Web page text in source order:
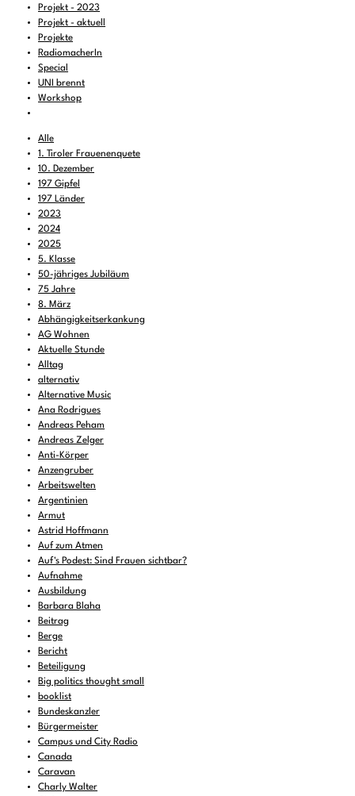
Projekt - 2023
Projekt - aktuell
Projekte
RadiomacherIn
Special
UNI brennt
Workshop
Alle
1. Tiroler Frauenenquete
10. Dezember
197 Gipfel
197 Länder
2023
2024
2025
5. Klasse
50-jähriges Jubiläum
75 Jahre
8. März
Abhängigkeitserkankung
AG Wohnen
Aktuelle Stunde
Alltag
alternativ
Alternative Music
Ana Rodrigues
Andreas Peham
Andreas Zelger
Anti-Körper
Anzengruber
Arbeitswelten
Argentinien
Armut
Astrid Hoffmann
Auf zum Atmen
Auf's Podest: Sind Frauen sichtbar?
Aufnahme
Ausbildung
Barbara Blaha
Beitrag
Berge
Bericht
Beteiligung
Big politics thought small
booklist
Bundeskanzler
Bürgermeister
Campus und City Radio
Canada
Caravan
Charly Walter